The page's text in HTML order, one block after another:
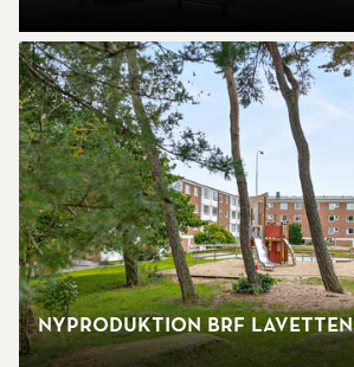
Nyproduktion Brf Lavetten